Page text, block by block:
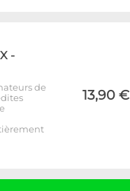
-
de
13,90 €